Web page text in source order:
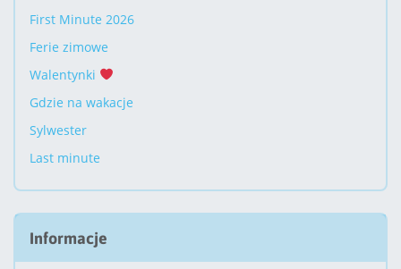
First Minute 2026
Ferie zimowe
Walentynki
Gdzie na wakacje
Sylwester
Last minute
Informacje